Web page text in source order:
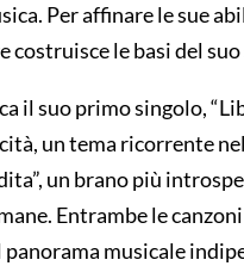
Per affinare le sue
costruisce le basi del
il suo primo singolo,
un tema ricorrente
un brano più
Entrambe le
panorama musicale